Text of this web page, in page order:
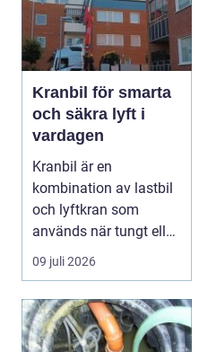
Kranbil för smarta
och säkra lyft i
vardagen
Kranbil är en
kombination av lastbil
och lyftkran som
används när tungt eller
skrymma...
09 juli 2026